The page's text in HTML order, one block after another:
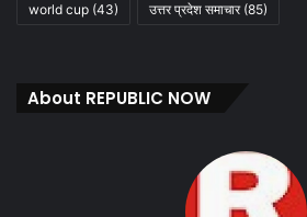
world cup (43) उत्तर प्रदेश समाचार(85)
About REPUBLIC NOW